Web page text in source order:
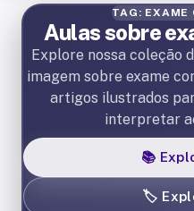
TAG: EXAME
Aulas sobre
Explore nossa coleção
imagem sobre exame
artigos ilustrados
interpretar
📚
🏷️